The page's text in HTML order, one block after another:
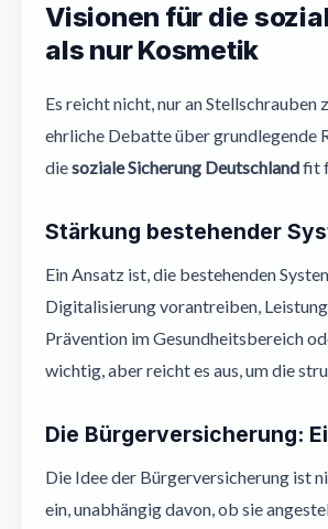
Visionen für die
als nur Kosmetik
Es reicht nicht, nur an Stellschrauben
ehrliche Debatte über grundlegende
diesoziale Sicherung Deutschlandfit
Stärkung bestehender
Ein Ansatz ist, die bestehenden
Digitalisierung vorantreiben,
Prävention im Gesundheitsbereich
wichtig, aber reicht es aus, um die
Die Bürgerversicherung:
Die Idee der Bürgerversicherung ist
ein, unabhängig davon, ob sie